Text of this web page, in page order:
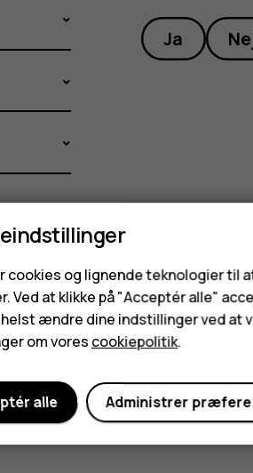
Ja
cookies og lignende teknologier til
Ved at klikke på "Acceptér alle"
helst ændre dine indstillinger ved at
om vores cookiepolitik.
Administrer
alle